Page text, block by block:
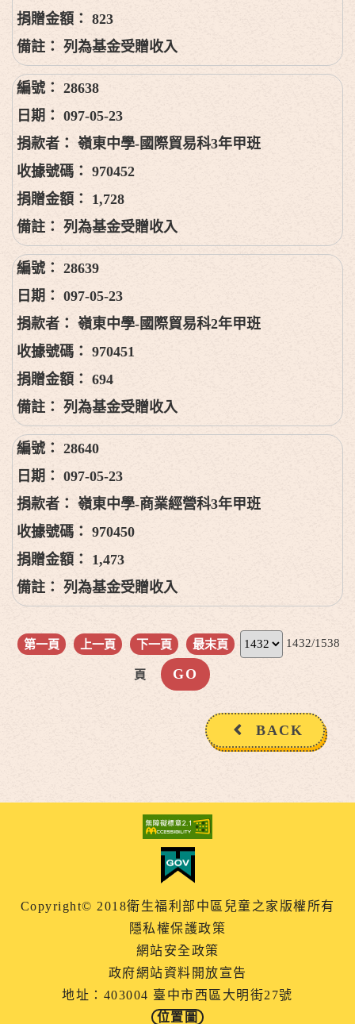
823
列為基金受贈收入
28638
097-05-23
嶺東中學-國際貿易科3年甲班
970452
1,728
列為基金受贈收入
28639
097-05-23
嶺東中學-國際貿易科2年甲班
970451
694
列為基金受贈收入
28640
097-05-23
嶺東中學-商業經營科3年甲班
970450
1,473
列為基金受贈收入
第一頁 上一頁 下一頁 最末頁 1432/1538
頁
BACK
Copyright© 2018衛生福利部中區兒童之家版權所有
隱私權保護政策
網站安全政策
政府網站資料開放宣告
地址：403004 臺中市西區大明街27號
位置圖